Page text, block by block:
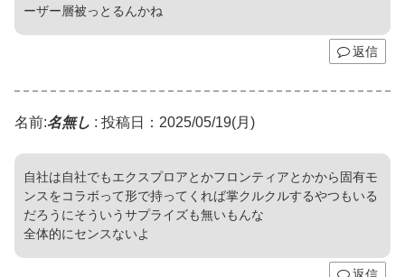
ーザー層被っとるんかね
返信
名前:名無し : 投稿日：2025/05/19(月)
自社は自社でもエクスプロアとかフロンティアとかから固有モ
ンスをコラボって形で持ってくれば掌クルクルするやつもいる
だろうにそういうサプライズも無いもんな
全体的にセンスないよ
返信